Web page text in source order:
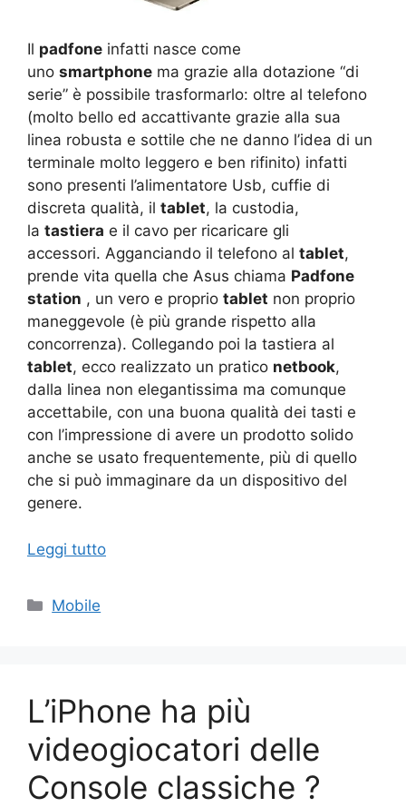
Il padfone infatti nasce come
uno smartphone ma grazie alla dotazione “di
serie” è possibile trasformarlo: oltre al telefono
(molto bello ed accattivante grazie alla sua
linea robusta e sottile che ne danno l’idea di un
terminale molto leggero e ben rifinito) infatti
sono presenti l’alimentatore Usb, cuffie di
discreta qualità, il tablet, la custodia,
la tastiera e il cavo per ricaricare gli
accessori. Agganciando il telefono al tablet,
prende vita quella che Asus chiama Padfone
station , un vero e proprio tablet non proprio
maneggevole (è più grande rispetto alla
concorrenza). Collegando poi la tastiera al
tablet, ecco realizzato un pratico netbook,
dalla linea non elegantissima ma comunque
accettabile, con una buona qualità dei tasti e
con l’impressione di avere un prodotto solido
anche se usato frequentemente, più di quello
che si può immaginare da un dispositivo del
genere.
Leggi tutto
Categorie
Mobile
L’iPhone ha più
videogiocatori delle
Console classiche ?